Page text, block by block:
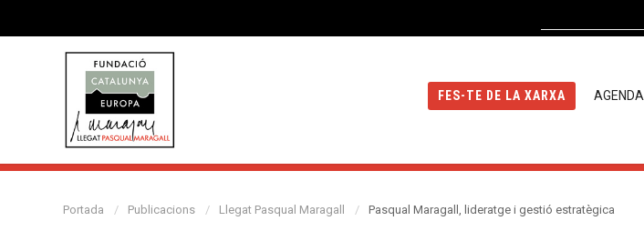
FES-TE DE LA XARXA AGENDA
Portada Publicacions Llegat Pasqual Maragall Pasqual Maragall, lideratge i gestió estratègica